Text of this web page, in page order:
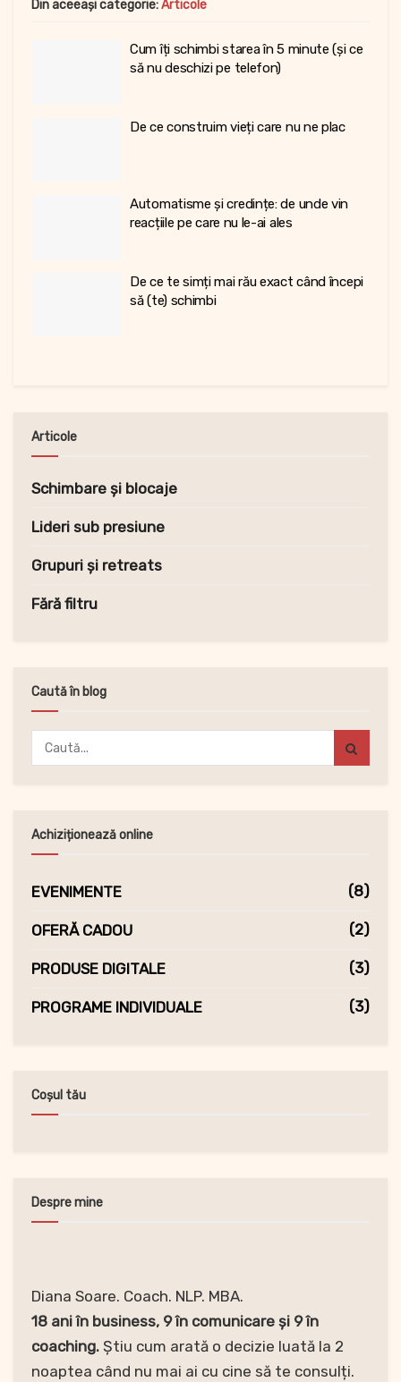
Din aceeași categorie:Articole
Cum îți schimbi starea în 5 minute (și ce
să nu deschizi pe telefon)
De ce construim vieți care nu ne plac
Automatisme și credințe: de unde vin
reacțiile pe care nu le-ai ales
De ce te simți mai rău exact când începi
să (te) schimbi
Articole
Schimbare și blocaje
Lideri sub presiune
Grupuri și retreats
Fără filtru
Caută în blog
Achiziționează online
EVENIMENTE (8)
OFERĂ CADOU (2)
PRODUSE DIGITALE (3)
PROGRAME INDIVIDUALE (3)
Coșul tău
Despre mine
Diana Soare. Coach. NLP. MBA.
18 ani în business, 9 în comunicare și 9 în
coaching. Știu cum arată o decizie luată la 2
noaptea când nu mai ai cu cine să te consulți.